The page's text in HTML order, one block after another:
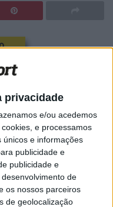
privacidade
e/ou acedemos
e processamos
únicos e informações
publicidade e
publicidade e
de
os nossos parceiros
de geolocalização
Castelo transformou-
offroad ao
Nacional de
Moto Clube Foz do
Enduro até Vila
pela equipa Afonso
apesar das
se não só